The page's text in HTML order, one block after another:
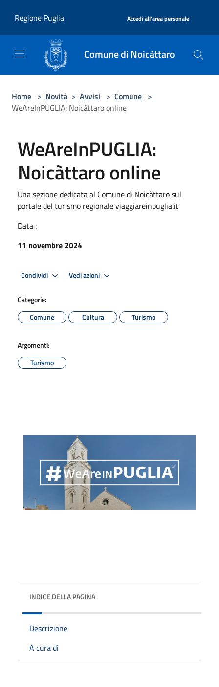
Regione Puglia
Accedi all'area personale
Comune di Noicàttaro
Home > Novità > Avvisi > Comune >
WeAreInPUGLIA: Noicàttaro online
WeAreInPUGLIA:
Noicàttaro online
Una sezione dedicata al Comune di Noicàttaro sul
portale del turismo regionale viaggiareinpuglia.it
Data :
11 novembre 2024
Condividi Vedi azioni
Categorie:
Comune
Cultura Turismo
Argomenti:
Turismo
INDICE DELLA PAGINA
Descrizione
A cura di